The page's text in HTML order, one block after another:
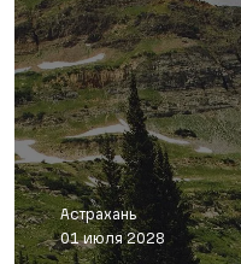
Астрахань
01 июля 2028